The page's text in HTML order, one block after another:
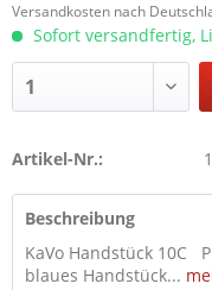
Versandkosten nach
Sofort versandfertig,
Artikel-Nr.:
Beschreibung
KaVo Handstück 10C
blaues Handstück...